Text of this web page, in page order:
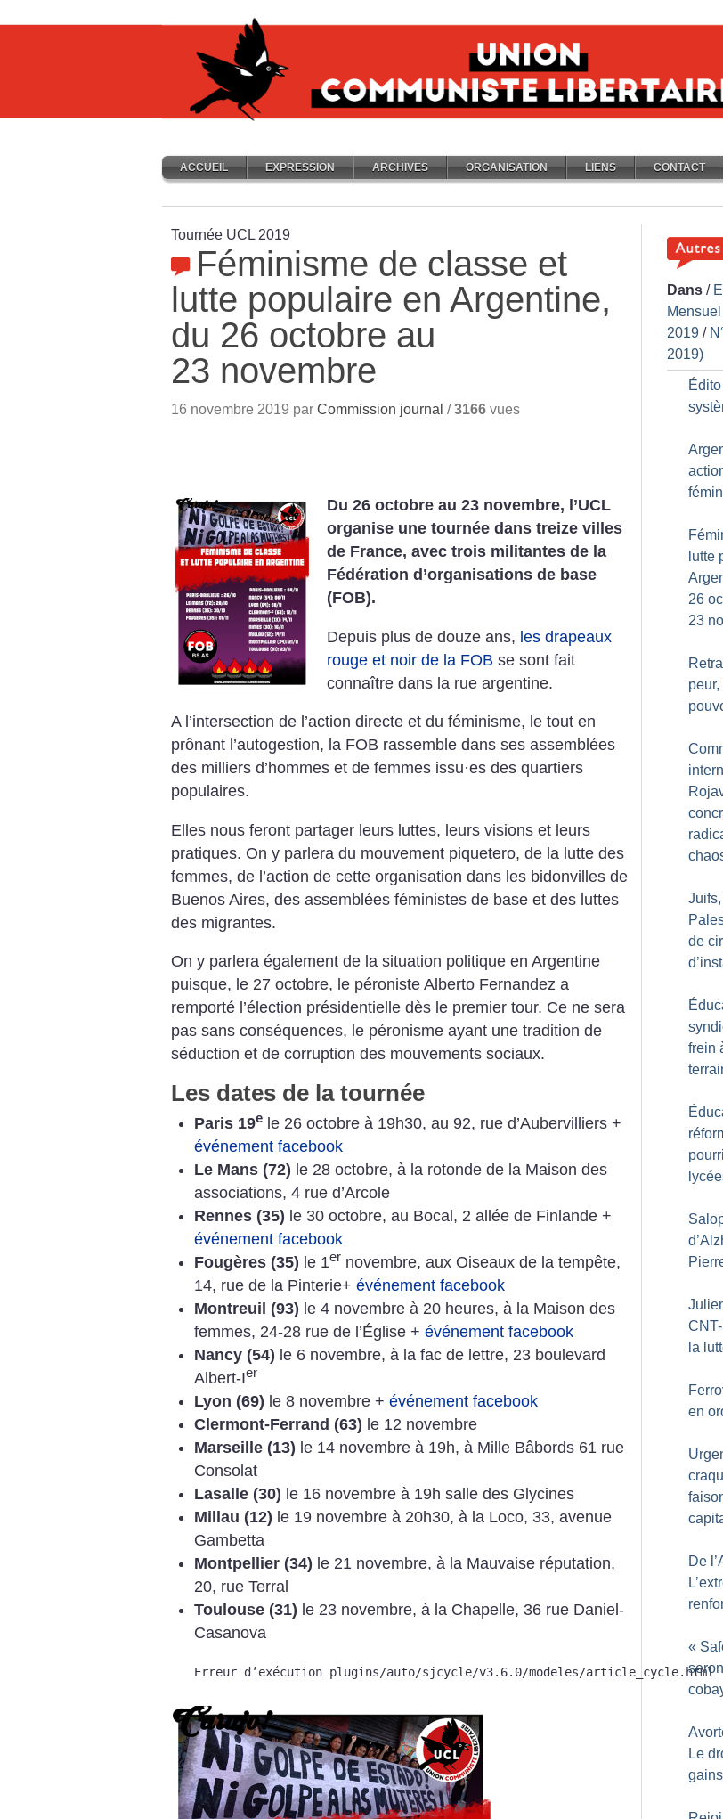
ACCUEIL EXPRESSION ARCHIVES ORGANISATION LIENS CONTACT
Tournée UCL 2019
Féminisme de classe et
lutte populaire en Argentine,
du 26 octobre au
23 novembre
16 novembre 2019 par Commission journal /3166 vues
Du 26 octobre au 23 novembre, l’UCL
organise une tournée dans treize villes
de France, avec trois militantes de la
Fédération d’organisations de base
(FOB).
Depuis plus de douze ans, les drapeaux
rouge et noir de la FOB se sont fait
connaître dans la rue argentine.
A l’intersection de l’action directe et du féminisme, le tout en
prônant l’autogestion, la FOB rassemble dans ses assemblées
des milliers d’hommes et de femmes issu·es des quartiers
populaires.
Elles nous feront partager leurs luttes, leurs visions et leurs
pratiques. On y parlera du mouvement piquetero, de la lutte des
femmes, de l’action de cette organisation dans les bidonvilles de
Buenos Aires, des assemblées féministes de base et des luttes
des migrantes.
On y parlera également de la situation politique en Argentine
puisque, le 27 octobre, le péroniste Alberto Fernandez a
remporté l’élection présidentielle dès le premier tour. Ce ne sera
pas sans conséquences, le péronisme ayant une tradition de
séduction et de corruption des mouvements sociaux.
Les dates de la tournée
Paris 19e le 26 octobre à 19h30, au 92, rue d’Aubervilliers +
événement facebook
Le Mans (72) le 28 octobre, à la rotonde de la Maison des
associations, 4 rue d’Arcole
Rennes (35) le 30 octobre, au Bocal, 2 allée de Finlande +
événement facebook
Fougères (35) le 1er novembre, aux Oiseaux de la tempête,
14, rue de la Pinterie+événement facebook
Montreuil (93) le 4 novembre à 20 heures, à la Maison des
femmes, 24-28 rue de l’Église +événement facebook
Nancy (54) le 6 novembre, à la fac de lettre, 23 boulevard
Albert-Ier
Lyon (69) le 8 novembre +événement facebook
Clermont-Ferrand (63) le 12 novembre
Marseille (13) le 14 novembre à 19h, à Mille Bâbords 61 rue
Consolat
Lasalle (30) le 16 novembre à 19h salle des Glycines
Millau (12) le 19 novembre à 20h30, à la Loco, 33, avenue
Gambetta
Montpellier (34) le 21 novembre, à la Mauvaise réputation,
20, rue Terral
Toulouse (31) le 23 novembre, à la Chapelle, 36 rue Daniel-
Casanova
Erreur d’exécution plugins/auto/sjcycle/v3.6.0/modeles/article_cycle.html
Dans /
Mensuel
2019 /
2019)
lutte
26
23
peur,
de
frein
la
en
De
«
Le